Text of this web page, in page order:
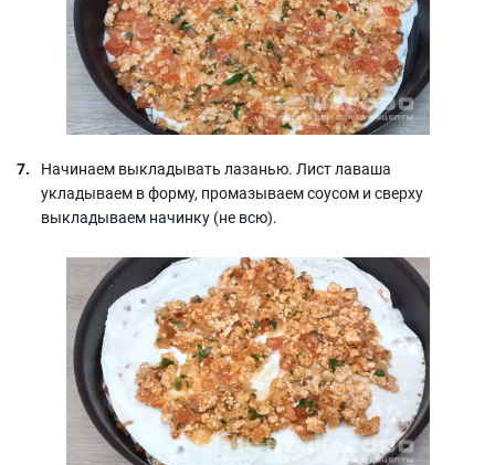
Начинаем выкладывать лазанью. Лист лаваша
укладываем в форму, промазываем соусом и сверху
выкладываем начинку (не всю).